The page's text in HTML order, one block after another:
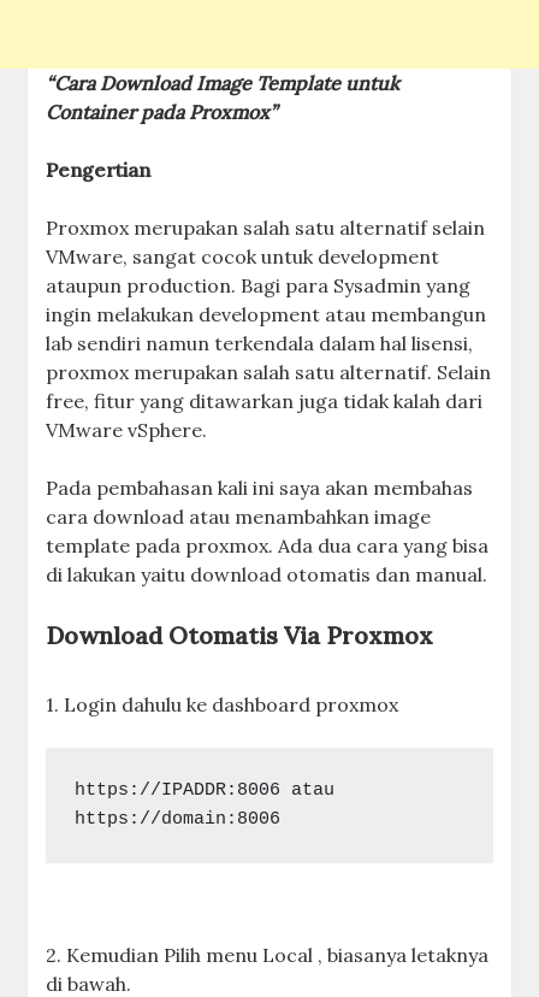
“Cara Download Image Template untuk
Container pada Proxmox”
Pengertian
Proxmox merupakan salah satu alternatif selain
VMware, sangat cocok untuk development
ataupun production. Bagi para Sysadmin yang
ingin melakukan development atau membangun
lab sendiri namun terkendala dalam hal lisensi,
proxmox merupakan salah satu alternatif. Selain
free, fitur yang ditawarkan juga tidak kalah dari
VMware vSphere.
Pada pembahasan kali ini saya akan membahas
cara download atau menambahkan image
template pada proxmox. Ada dua cara yang bisa
di lakukan yaitu download otomatis dan manual.
Download Otomatis Via Proxmox
1. Login dahulu ke dashboard proxmox
https://IPADDR:8006 atau
2. Kemudian Pilih menu Local , biasanya letaknya
di bawah.